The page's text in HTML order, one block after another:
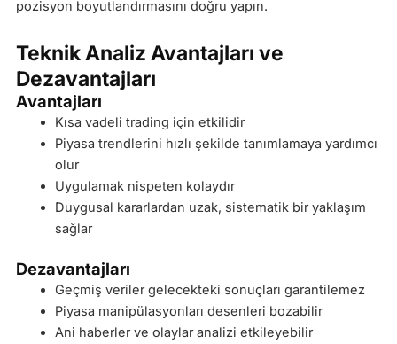
pozisyon boyutlandırmasını doğru yapın.
Teknik Analiz Avantajları ve
Dezavantajları
Avantajları
Kısa vadeli trading için etkilidir
Piyasa trendlerini hızlı şekilde tanımlamaya yardımcı
olur
Uygulamak nispeten kolaydır
Duygusal kararlardan uzak, sistematik bir yaklaşım
sağlar
Dezavantajları
Geçmiş veriler gelecekteki sonuçları garantilemez
Piyasa manipülasyonları desenleri bozabilir
Ani haberler ve olaylar analizi etkileyebilir